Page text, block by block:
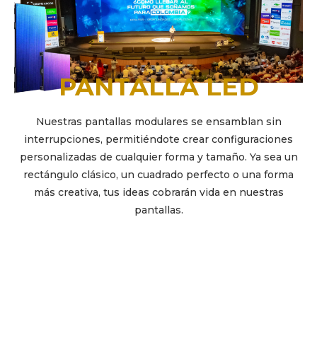
PANTALLA LED
Nuestras pantallas modulares se ensamblan sin
interrupciones, permitiéndote crear configuraciones
personalizadas de cualquier forma y tamaño. Ya sea un
rectángulo clásico, un cuadrado perfecto o una forma
más creativa, tus ideas cobrarán vida en nuestras
pantallas.